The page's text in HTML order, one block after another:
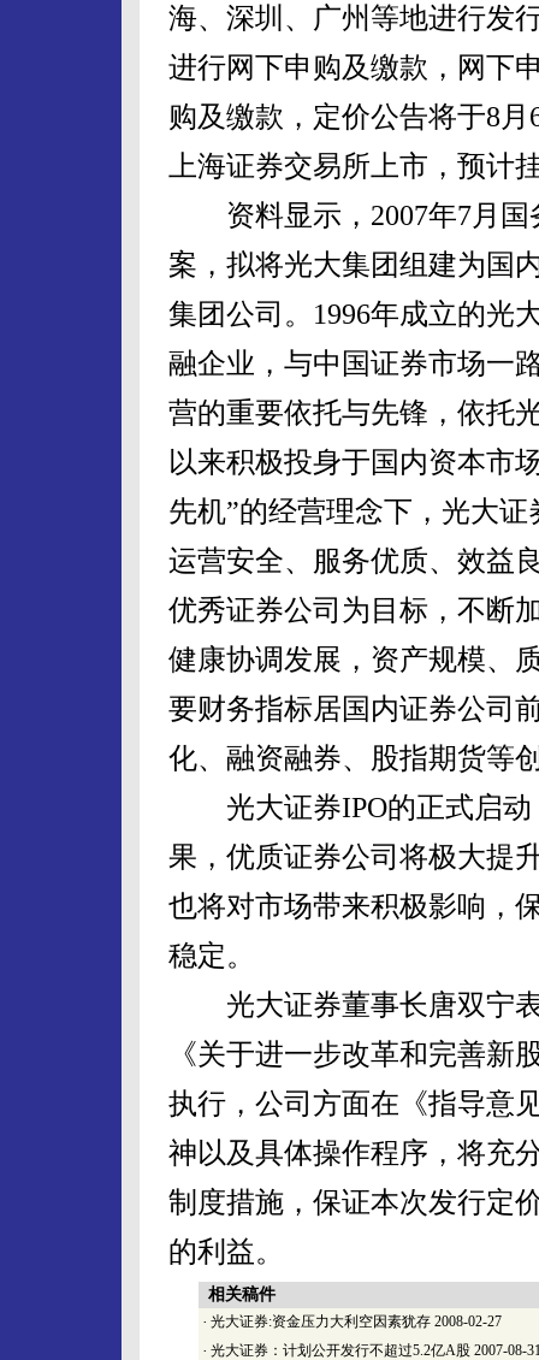
海、深圳、广州等地进行发
进行网下申购及缴款，网下
购及缴款，定价公告将于8
上海证券交易所上市，预计
资料显示，2007年7月国
案，拟将光大集团组建为国
集团公司。1996年成立的光
融企业，与中国证券市场一
营的重要依托与先锋，依托
以来积极投身于国内资本市
先机”的经营理念下，光大
运营安全、服务优质、效益
优秀证券公司为目标，不断
健康协调发展，资产规模、
要财务指标居国内证券公司
化、融资融券、股指期货等
光大证券IPO的正式启动
果，优质证券公司将极大提
也将对市场带来积极影响，
稳定。
光大证券董事长唐双宁表
《关于进一步改革和完善新
执行，公司方面在《指导意
神以及具体操作程序，将充
制度措施，保证本次发行定
的利益。
相关稿件
· 光大证券:资金压力大利空因素犹存 2008-02-27
· 光大证券：计划公开发行不超过5.2亿A股 2007-08-